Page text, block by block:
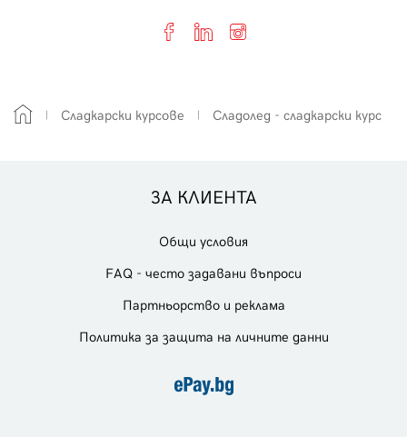
Сладкарски курсове Сладолед - сладкарски курс
ЗА КЛИЕНТА
Общи условия
FAQ - често задавани въпроси
Партньорство и реклама
Политика за защита на личните данни